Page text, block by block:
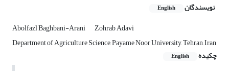
نویسندگان English
Abolfazl Baghbani-Arani
Zohrab Adavi
Department of Agriculture Science, Payame Noor University, Tehran, Iran
چکیده
English